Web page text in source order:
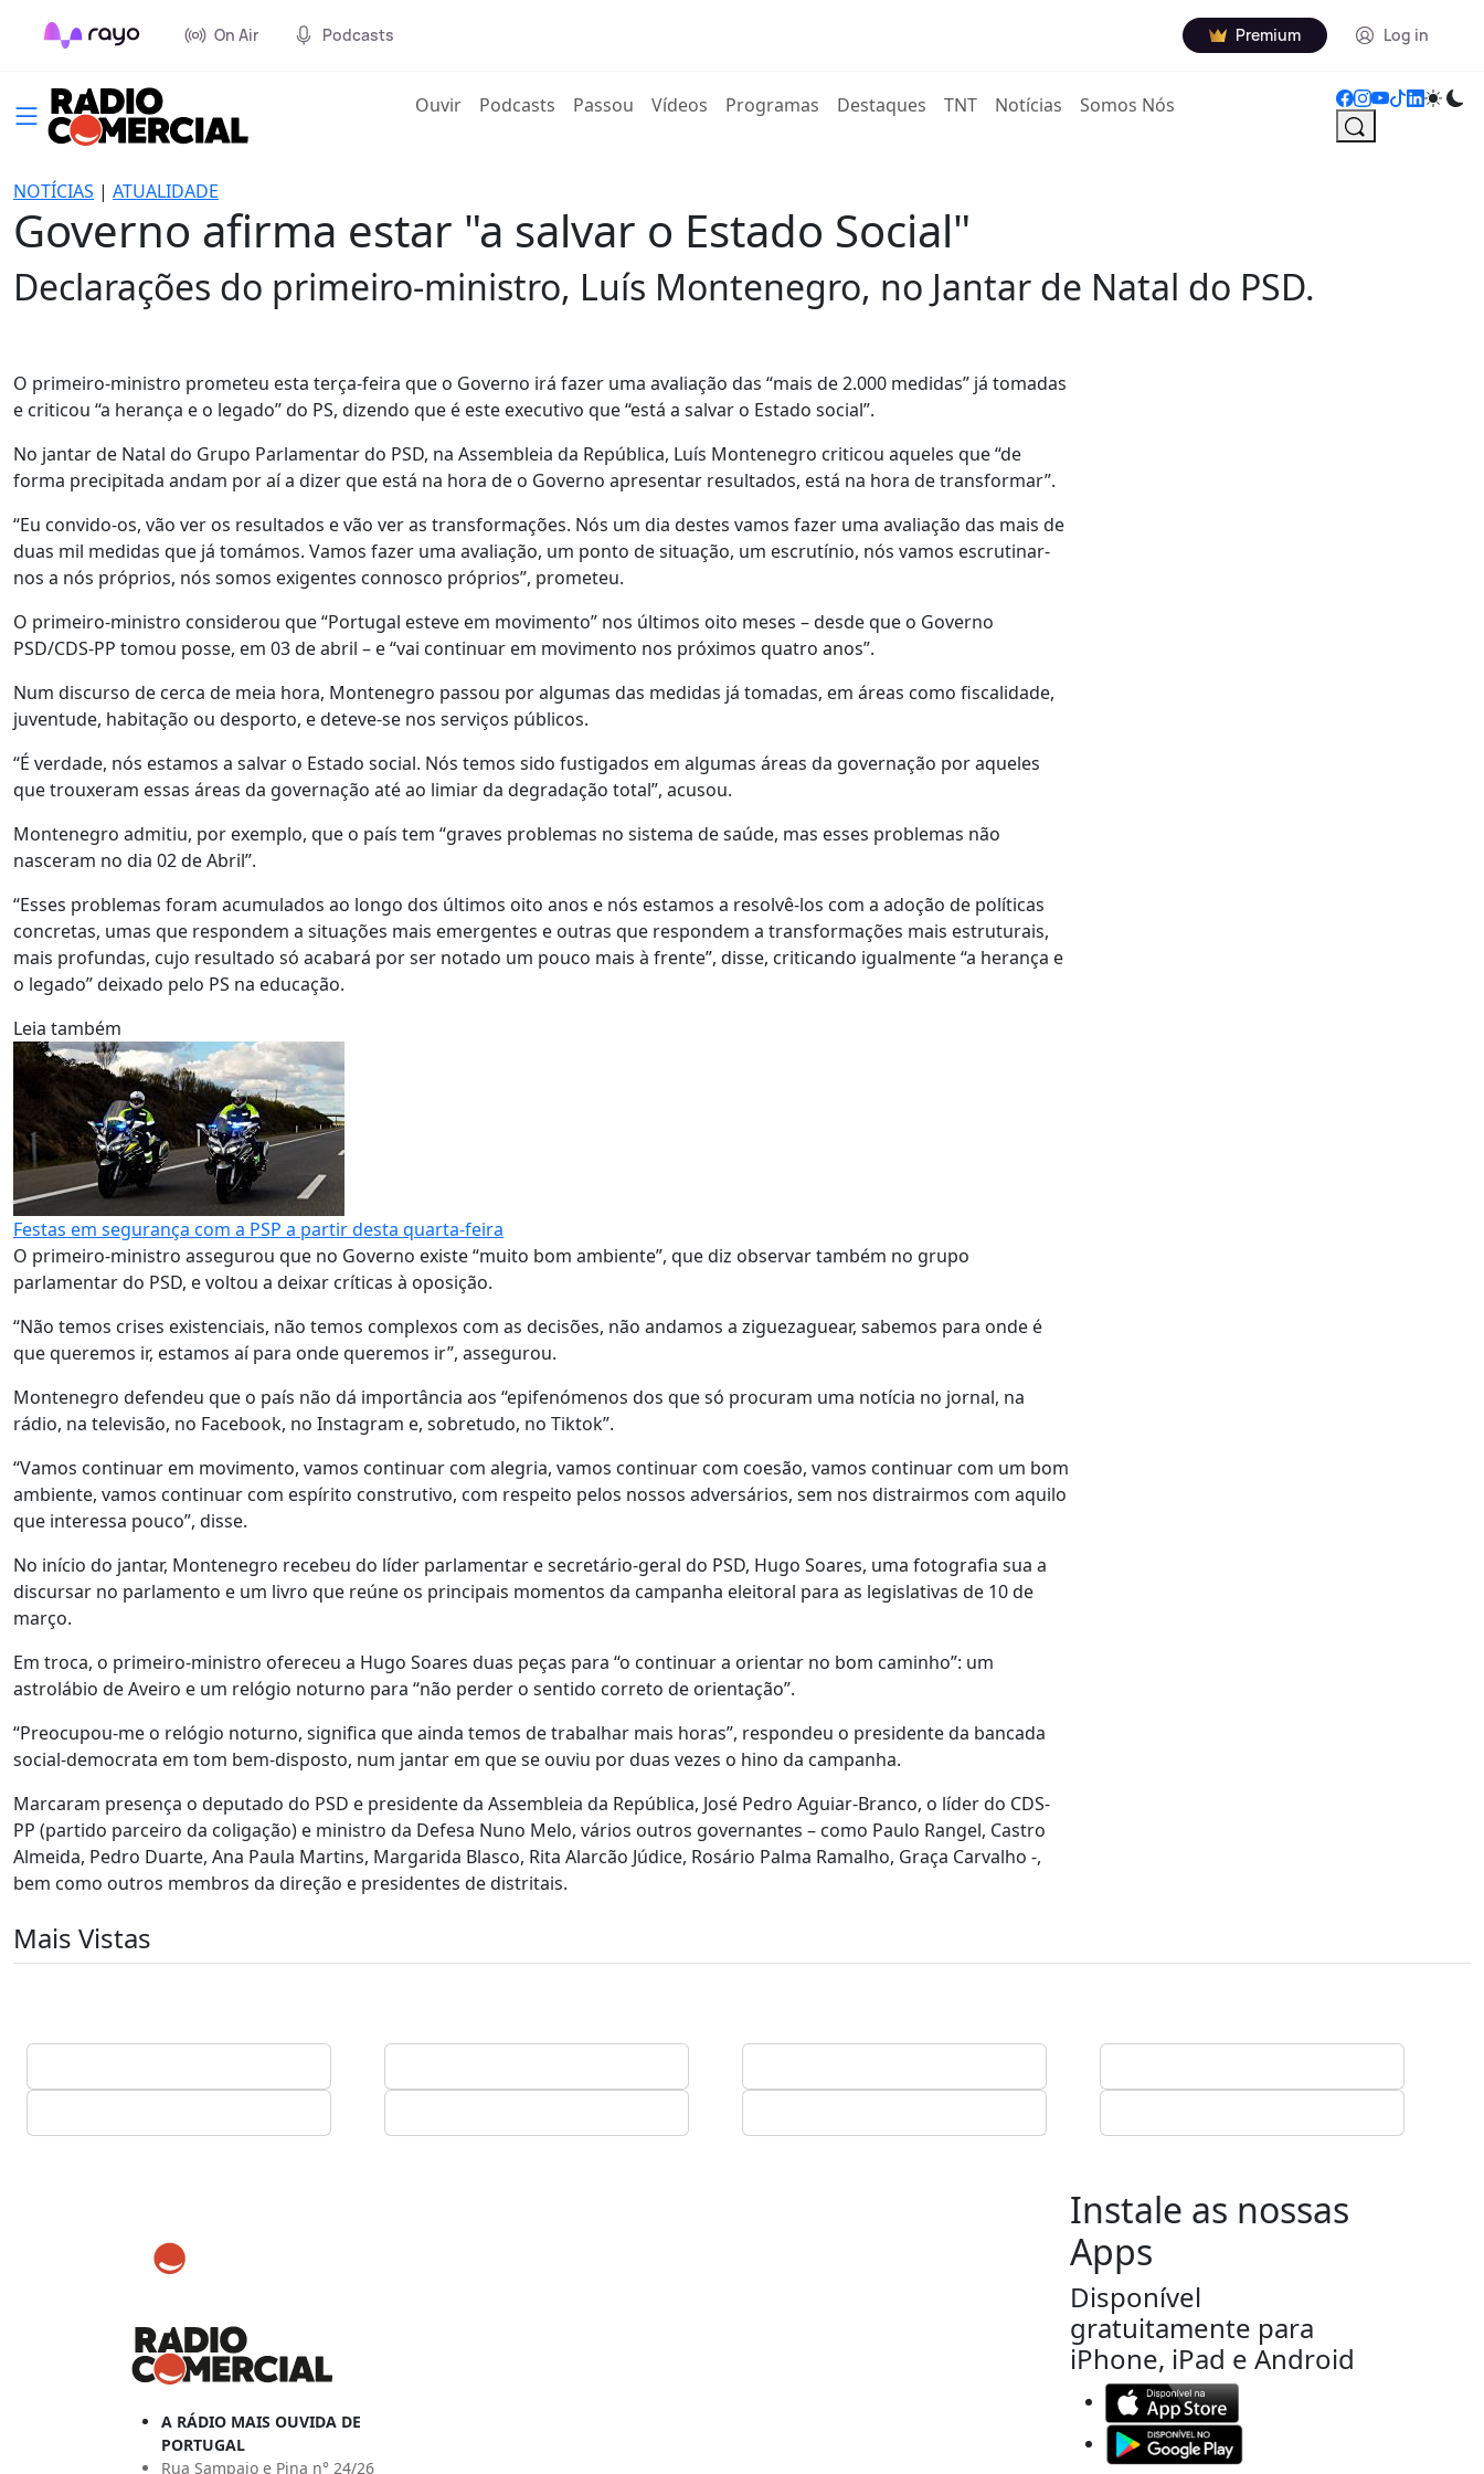
On Air Podcasts Premium Log in
Ouvir(current)
Podcasts Passou Vídeos Programas Destaques TNT Notícias Somos Nós
NOTÍCIAS | ATUALIDADE
Governo afirma estar "a salvar o Estado Social"
Declarações do primeiro-ministro, Luís Montenegro, no Jantar de Natal do PSD.
O primeiro-ministro prometeu esta terça-feira que o Governo irá fazer uma avaliação das “mais de 2.000 medidas” já tomadas
e criticou “a herança e o legado” do PS, dizendo que é este executivo que “está a salvar o Estado social”.
No jantar de Natal do Grupo Parlamentar do PSD, na Assembleia da República, Luís Montenegro criticou aqueles que “de
forma precipitada andam por aí a dizer que está na hora de o Governo apresentar resultados, está na hora de transformar”.
“Eu convido-os, vão ver os resultados e vão ver as transformações. Nós um dia destes vamos fazer uma avaliação das mais de
duas mil medidas que já tomámos. Vamos fazer uma avaliação, um ponto de situação, um escrutínio, nós vamos escrutinar-
nos a nós próprios, nós somos exigentes connosco próprios”, prometeu.
O primeiro-ministro considerou que “Portugal esteve em movimento” nos últimos oito meses – desde que o Governo
PSD/CDS-PP tomou posse, em 03 de abril – e “vai continuar em movimento nos próximos quatro anos”.
Num discurso de cerca de meia hora, Montenegro passou por algumas das medidas já tomadas, em áreas como fiscalidade,
juventude, habitação ou desporto, e deteve-se nos serviços públicos.
“É verdade, nós estamos a salvar o Estado social. Nós temos sido fustigados em algumas áreas da governação por aqueles
que trouxeram essas áreas da governação até ao limiar da degradação total”, acusou.
Montenegro admitiu, por exemplo, que o país tem “graves problemas no sistema de saúde, mas esses problemas não
nasceram no dia 02 de Abril”.
“Esses problemas foram acumulados ao longo dos últimos oito anos e nós estamos a resolvê-los com a adoção de políticas
concretas, umas que respondem a situações mais emergentes e outras que respondem a transformações mais estruturais,
mais profundas, cujo resultado só acabará por ser notado um pouco mais à frente”, disse, criticando igualmente “a herança e
o legado” deixado pelo PS na educação.
Leia também
Festas em segurança com a PSP a partir desta quarta-feira
O primeiro-ministro assegurou que no Governo existe “muito bom ambiente”, que diz observar também no grupo
parlamentar do PSD, e voltou a deixar críticas à oposição.
“Não temos crises existenciais, não temos complexos com as decisões, não andamos a ziguezaguear, sabemos para onde é
que queremos ir, estamos aí para onde queremos ir”, assegurou.
Montenegro defendeu que o país não dá importância aos “epifenómenos dos que só procuram uma notícia no jornal, na
rádio, na televisão, no Facebook, no Instagram e, sobretudo, no Tiktok”.
“Vamos continuar em movimento, vamos continuar com alegria, vamos continuar com coesão, vamos continuar com um bom
ambiente, vamos continuar com espírito construtivo, com respeito pelos nossos adversários, sem nos distrairmos com aquilo
que interessa pouco”, disse.
No início do jantar, Montenegro recebeu do líder parlamentar e secretário-geral do PSD, Hugo Soares, uma fotografia sua a
discursar no parlamento e um livro que reúne os principais momentos da campanha eleitoral para as legislativas de 10 de
março.
Em troca, o primeiro-ministro ofereceu a Hugo Soares duas peças para “o continuar a orientar no bom caminho”: um
astrolábio de Aveiro e um relógio noturno para “não perder o sentido correto de orientação”.
“Preocupou-me o relógio noturno, significa que ainda temos de trabalhar mais horas”, respondeu o presidente da bancada
social-democrata em tom bem-disposto, num jantar em que se ouviu por duas vezes o hino da campanha.
Marcaram presença o deputado do PSD e presidente da Assembleia da República, José Pedro Aguiar-Branco, o líder do CDS-
PP (partido parceiro da coligação) e ministro da Defesa Nuno Melo, vários outros governantes – como Paulo Rangel, Castro
Almeida, Pedro Duarte, Ana Paula Martins, Margarida Blasco, Rita Alarcão Júdice, Rosário Palma Ramalho, Graça Carvalho -,
bem como outros membros da direção e presidentes de distritais.
Mais Vistas
A RÁDIO MAIS OUVIDA DE
PORTUGAL
Rua Sampaio e Pina n° 24/26
Instale as nossas
Apps
Disponível
gratuitamente para
iPhone, iPad e Android